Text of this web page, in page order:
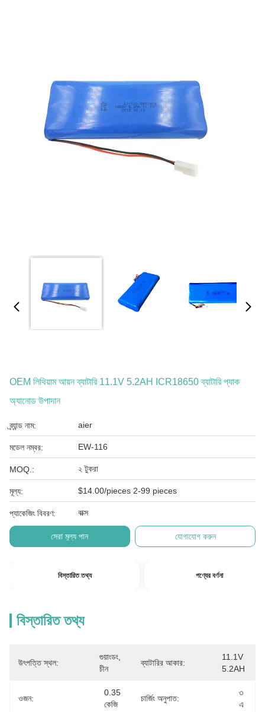
OEM লিথিয়াম আয়ন ব্যাটারি 11.1V 5.2AH ICR18650 ব্যাটারি প্যাক
অ্যানোড উপাদান
ব্র্যান্ড নাম: aier
মডেল নম্বর: EW-116
MOQ.: ২ টুকরা
মূল্য: $14.00/pieces 2-99 pieces
প্যাকেজিং বিবরণ: বাক্স
সেরা মূল্য পান যোগাযোগ করুন
বিস্তারিত তথ্য পণ্যের বর্ণনা
বিস্তারিত তথ্য
উৎপত্তি স্থল:
গুয়াংডং,
চীন
ব্যাটারির আকার:
11.1V
5.2AH
ওজন:
0.35
কেজি
চার্জিং অনুপাত:
৩
এ